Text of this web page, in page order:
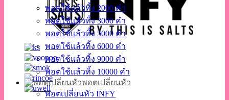
พอตใช้แล้วทิ้ง 2000 คำ
พอตใช้แล้วทิ้ง 3000 คำ
พอตใช้แล้วทิ้ง 5000 คำ
พอตใช้แล้วทิ้ง 6000 คำ
พอตใช้แล้วทิ้ง 9000 คำ
พอตใช้แล้วทิ้ง 10000 คำ
พอตเปลี่ยนหัว
พอตเปลี่ยนหัว INFY